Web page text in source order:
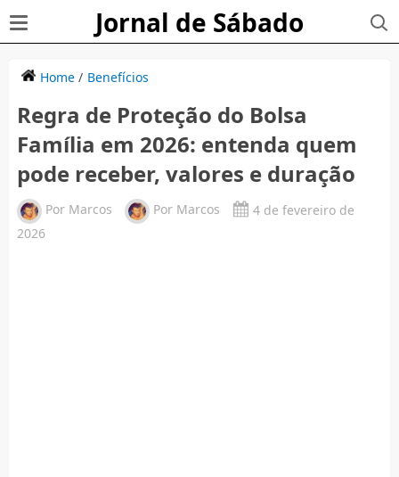
Jornal de Sábado
Home/ Benefícios
Regra de Proteção do Bolsa
Família em 2026: entenda quem
pode receber, valores e duração
Por Marcos Por Marcos
4 de fevereiro de
2026